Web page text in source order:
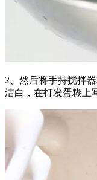
2、然后将手持搅拌
洁白，在打发蛋糊上